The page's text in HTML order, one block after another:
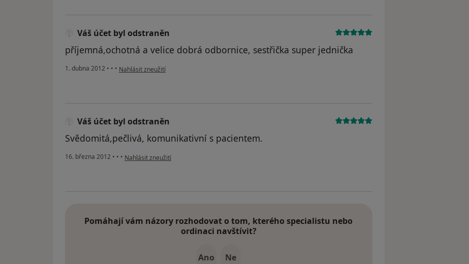
Váš účet byl odstraněn
příjemná,ochotná a velice dobrá odbornice, sestřička super jednička
1. dubna 2012 • • • podle názoru uživatele Váš účet byl odstraněn
Nahlásit zneužití
Váš účet byl odstraněn
Svědomitá,pečlivá, komunikativní s pacientem.
16. března 2012 • • • podle názoru uživatele Váš účet byl odstraněn
Nahlásit zneužití
Pomáhají vám názory rozhodovat o tom, kterého specialistu nebo
ordinaci navštívit?
Ano Ne